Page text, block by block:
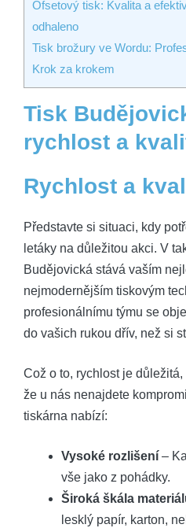
Ofsetový tisk: Kvalita a
odhaleno
Tisk brožury ve Wordu:
Krok za krokem
Tisk
rychlost a
Rychlost a
Představte si situaci, kdy
letáky na důležitou akci. V
Budějovická stává vaším
nejmodernějším tiskovým
profesionálnímu týmu se
do vašich rukou dřív, než si
Což o to, rychlost je
že u nás nenajdete
tiskárna nabízí:
Vysoké rozlišení –
vše jako z pohádky.
Široká škála
lesklý papír, karton,